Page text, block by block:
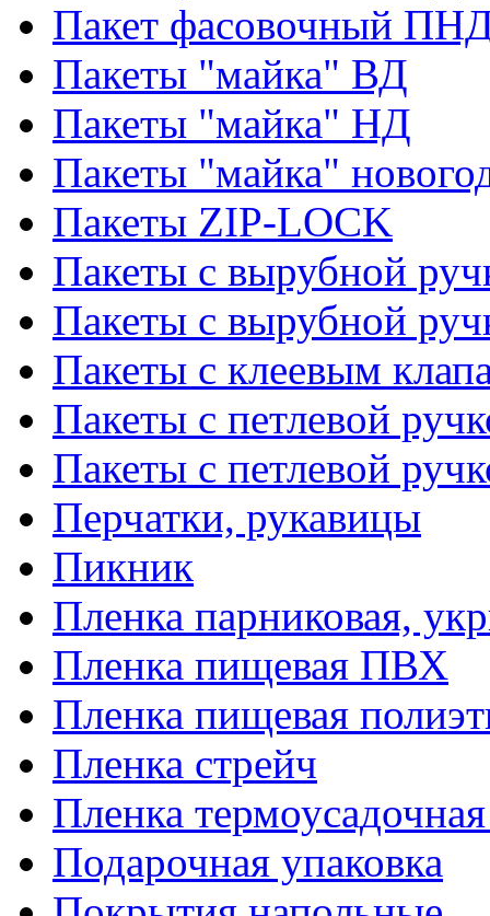
Пакет фасовочный
Пакеты "майка" ВД
Пакеты "майка" НД
Пакеты "майка"
Пакеты ZIP-LOCK
Пакеты с вырубной
Пакеты с вырубной
Пакеты с клеевым
Пакеты с петлевой
Пакеты с петлевой
Перчатки, рукавицы
Пикник
Пленка парниковая,
Пленка пищевая ПВХ
Пленка пищевая
Пленка стрейч
Пленка
Подарочная упаковка